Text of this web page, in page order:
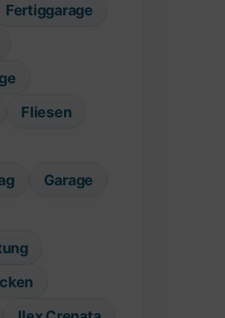
Fertiggarage
Fliesen
Garage